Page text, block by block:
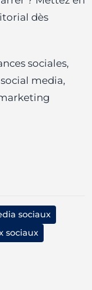
dès
sociales,
media,
sociaux
sociaux